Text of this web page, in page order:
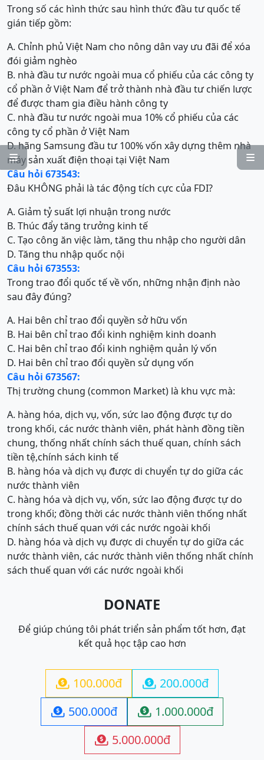


Trong số các hình thức sau hình thức đầu tư quốc tế
gián tiếp gồm:
A. Chỉnh phủ Việt Nam cho nông dân vay ưu đãi để xóa
đói giảm nghèo
B. nhà đầu tư nước ngoài mua cổ phiếu của các công ty
cổ phần ở Việt Nam để trở thành nhà đầu tư chiến lược
để được tham gia điều hành công ty
C. nhà đầu tư nước ngoài mua 10% cổ phiếu của các
công ty cổ phần ở Việt Nam
D. hãng Samsung đầu tư 100% vốn xây dựng thêm nhà
máy sản xuất điện thoại tại Việt Nam
Câu hỏi 673543:
Đâu KHÔNG phải là tác động tích cực của FDI?
A. Giảm tỷ suất lợi nhuận trong nước
B. Thúc đẩy tăng trưởng kinh tế
C. Tạo công ăn việc làm, tăng thu nhập cho người dân
D. Tăng thu nhập quốc nội
Câu hỏi 673553:
Trong trao đổi quốc tế về vốn, những nhận định nào
sau đây đúng?
A. Hai bên chỉ trao đổi quyền sở hữu vốn
B. Hai bên chỉ trao đổi kinh nghiệm kinh doanh
C. Hai bên chỉ trao đổi kinh nghiệm quản lý vốn
D. Hai bên chỉ trao đổi quyền sử dụng vốn
Câu hỏi 673567:
Thị trường chung (common Market) là khu vực mà:
A. hàng hóa, dịch vụ, vốn, sức lao động được tự do
trong khối, các nước thành viên, phát hành đồng tiền
chung, thống nhất chính sách thuế quan, chính sách
tiền tệ,chính sách kinh tế
B. hàng hóa và dịch vụ được di chuyển tự do giữa các
nước thành viên
C. hàng hóa và dịch vụ, vốn, sức lao động được tự do
trong khối; đồng thời các nước thành viên thống nhất
chính sách thuế quan với các nước ngoài khối
D. hàng hóa và dịch vụ được di chuyển tự do giữa các
nước thành viên, các nước thành viên thống nhất chính
sách thuế quan với các nước ngoài khối
DONATE
Để giúp chúng tôi phát triển sản phẩm tốt hơn, đạt
kết quả học tập cao hơn
 100.000đ  200.000đ
 500.000đ  1.000.000đ
 5.000.000đ